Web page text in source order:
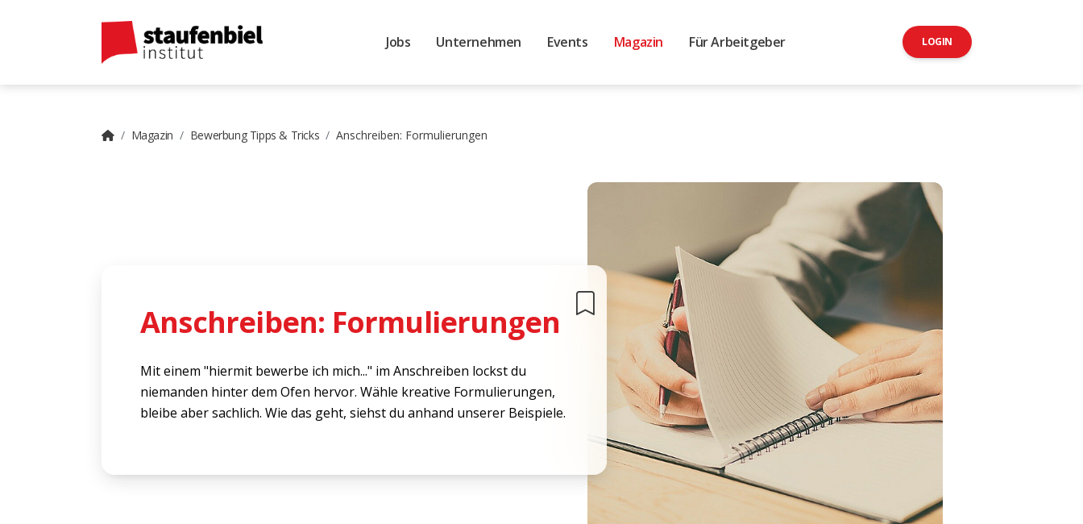
Jobs Unternehmen Events Magazin Für Arbeitgeber LOGIN
Magazin Bewerbung Tipps & Tricks Anschreiben: Formulierungen
Anschreiben: Formulierungen
Mit einem "hiermit bewerbe ich mich..." im Anschreiben lockst du
niemanden hinter dem Ofen hervor. Wähle kreative Formulierungen,
bleibe aber sachlich. Wie das geht, siehst du anhand unserer Beispiele.